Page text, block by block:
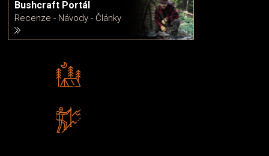
Bushcraft Portál
Recenze - Návody - Články